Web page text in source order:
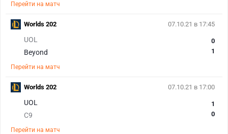
Перейти на матч
07.10.21 в 17:45
UOL
Beyond
0
1
Перейти на матч
Worlds 202
07.10.21 в 17:00
UOL
C9
1
0
Перейти на матч
Worlds 202